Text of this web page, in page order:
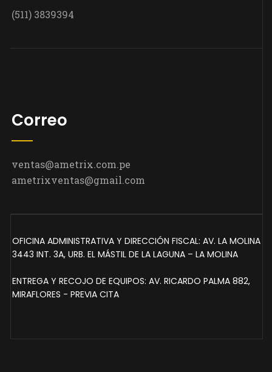
(511) 3839394
Correo
ventas@ametrix.com.pe
ametrixventas@gmail.com
OFICINA ADMINISTRATIVA Y DIRECCIÓN FISCAL: AV. LA MOLINA
3443 INT. 3A, URB. EL MÁSTIL DE LA LAGUNA – LA MOLINA
ENTREGA Y RECOJO DE EQUIPOS: AV. RICARDO PALMA 882,
MIRAFLORES - PREVIA CITA